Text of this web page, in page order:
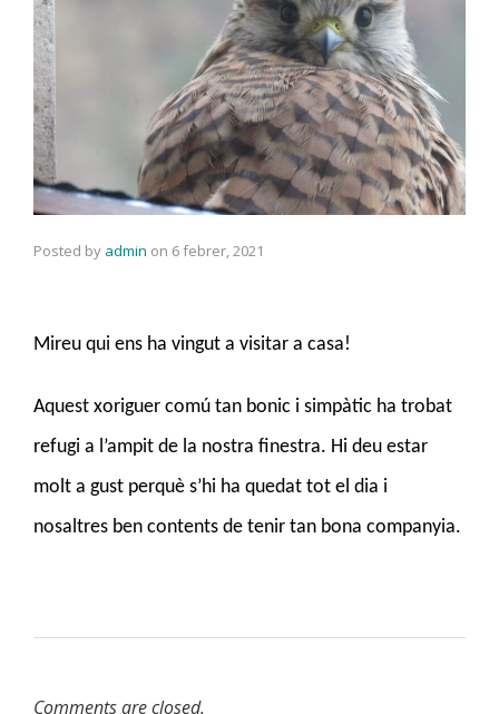
Posted by admin on 6 febrer, 2021
Mireu qui ens ha vingut a visitar a casa!
Aquest xoriguer comú tan bonic i simpàtic ha trobat
refugi a l’ampit de la nostra finestra. Hi deu estar
molt a gust perquè s’hi ha quedat tot el dia i
nosaltres ben contents de tenir tan bona companyia.
Comments are closed.